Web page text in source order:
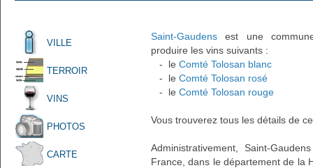
VILLE
TERROIR
VINS
PHOTOS
CARTE
Saint-Gaudens est une
produire les vins suivants :
- le Comté Tolosan blanc
- le Comté Tolosan rosé
- le Comté Tolosan rouge
Vous trouverez tous les détails de
Administrativement, Saint-
France, dans le département de la